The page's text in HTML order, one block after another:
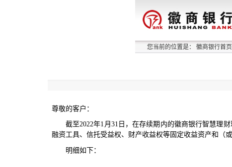
您当前的位置是： 徽商银行首页